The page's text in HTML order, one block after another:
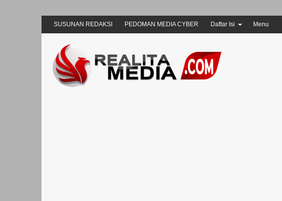
SUSUNAN REDAKSI PEDOMAN MEDIA CYBER Daftar Isi Menu